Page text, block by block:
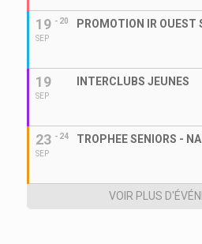
19
SEP
- 20 PROMOTION IR OUEST
19
SEP
INTERCLUBS JEUNES
23
SEP
- 24 TROPHEE SENIORS -
VOIR PLUS